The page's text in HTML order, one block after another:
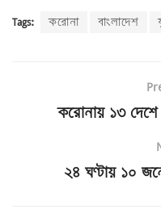
Tags: করোনা বাংলাদেশ
করোনায় ১৩ দেশে
২৪ ঘণ্টায় ১০